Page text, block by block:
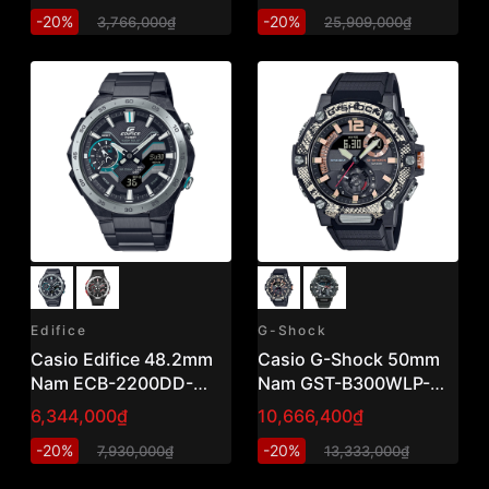
-20% 3,766,000₫ -20% 25,909,000₫
Edifice
Casio Edifice 48.2mm
Nam ECB-2200DD-
1ADF
6,344,000₫
-20% 7,930,000₫
G-Shock
Casio G-Shock 50mm
Nam GST-B300WLP-
1ADR
10,666,400₫
-20% 13,333,000₫